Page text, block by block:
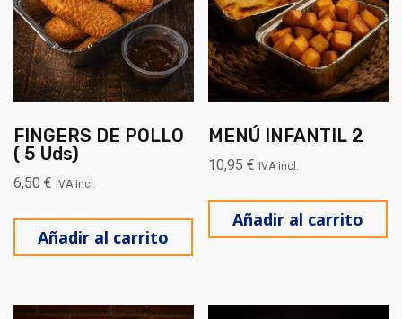
FINGERS DE POLLO
( 5 Uds)
6,50 € IVA incl.
Añadir al carrito
MENÚ INFANTIL 2
10,95€ IVA incl.
Añadir al carrito